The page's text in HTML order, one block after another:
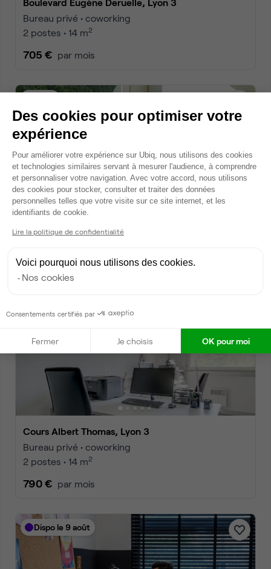
Bureau privé • coworking
2 postes • 14 m2
705 € par mois
Cours Albert Thomas, Lyon 3
Bureau privé • coworking
770 € par mois
Dispo
Cours Albert Thomas, Lyon 3
Bureau privé • coworking
2 postes • 14 m2
790 € par mois
Dispo le 9 août
Des cookies pour optimiser votre
expérience
Plateforme de Gestion du
Pour améliorer votre expérience sur Ubiq, nous utilisons des cookies
et technologies similaires servant à mesurer l'audience, à comprendre
et personnaliser votre navigation. Avec votre accord, nous utilisons
des cookies pour stocker, consulter et traiter des données
personnelles telles que votre visite sur ce site internet, et les
identifiants de cookie.
Lire la politique de confidentialité
Voici pourquoi nous utilisons des cookies.
Nos cookies
Consentements certifiés par
Fermer Je choisis OK pour moi